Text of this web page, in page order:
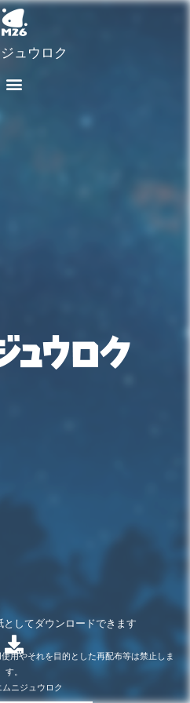
ュウロク
してダウンロードできます
用やそれを目的とした再配布等は禁止しま
す。
ニジュウロク